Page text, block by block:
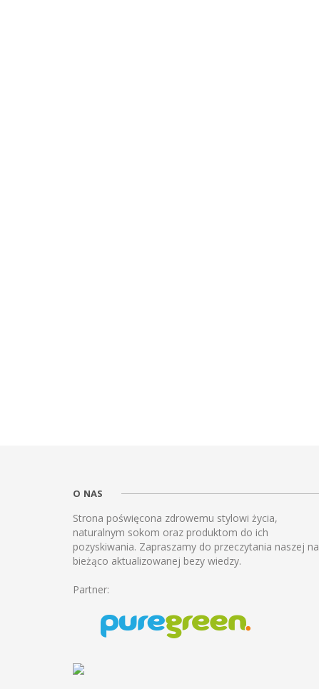
O NAS
Strona poświęcona zdrowemu stylowi życia,
naturalnym sokom oraz produktom do ich
pozyskiwania. Zapraszamy do przeczytania naszej na
bieżąco aktualizowanej bezy wiedzy.
Partner: